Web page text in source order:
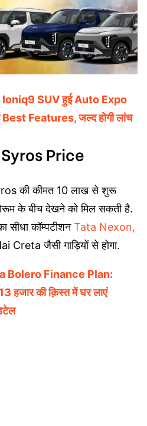
SUV हुई Auto Expo
Features, जल्द होगी लांच
Price
की कीमत 10 लाख से शुरू
के बीच देखने को मिल सकती है.
सीधा कॉम्पटीशनTata Nexon,
Creta जैसी गाड़ियों से होगा.
Bolero Finance Plan:
हजार की क़िस्त में घर लाएं